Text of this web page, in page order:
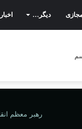
دیگر… اخبار
رهبر معظم